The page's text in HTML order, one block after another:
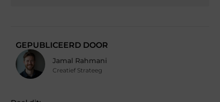
GEPUBLICEERD DOOR
Jamal Rahmani
Creatief Strateeg